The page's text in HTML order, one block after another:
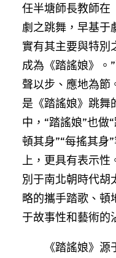
任半塘師長教師在
劇之跳舞，早基于
實有其主要與特別
成為《踏謠娘》。
聲以步、應地為節
是《踏謠娘》跳舞
中，“踏謠娘”也做
頓其身”“每搖其身
上，更具有表示性
別于南北朝時代胡
略的攜手踏歌、頓
于故事性和藝術的
《踏謠娘》